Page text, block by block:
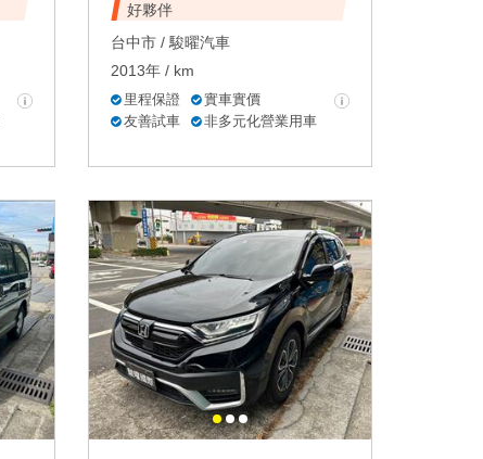
好夥伴
台中市 / 駿曜汽車
2013年 / km
里程保證
實車實價
友善試車
非多元化營業用車